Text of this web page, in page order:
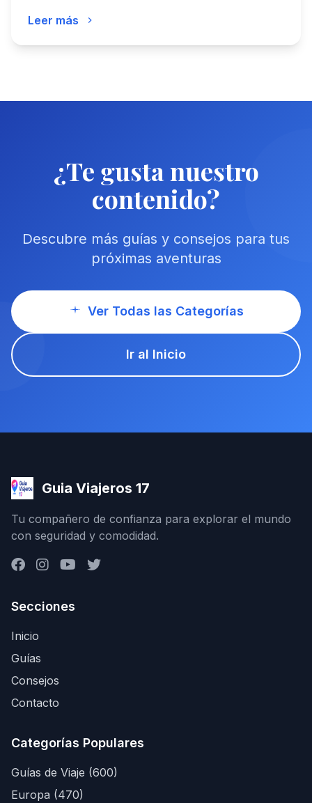
Leer más
¿Te gusta nuestro
contenido?
Descubre más guías y consejos para tus
próximas aventuras
Ver Todas las Categorías
Ir al Inicio
Guia Viajeros 17
Tu compañero de confianza para explorar el mundo
con seguridad y comodidad.
Secciones
Inicio
Guías
Consejos
Contacto
Categorías Populares
Guías de Viaje (600)
Europa (470)